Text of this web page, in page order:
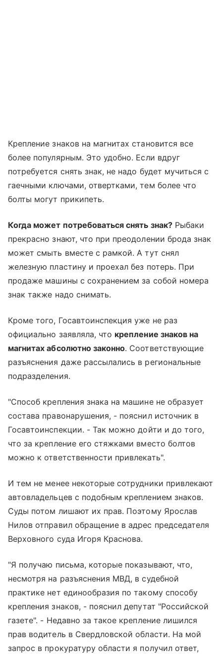
Крепление знаков на магнитах становится все
более популярным. Это удобно. Если вдруг
потребуется снять знак, не надо будет мучиться с
гаечными ключами, отвертками, тем более что
болты могут прикипеть.
Когда может потребоваться снять знак?Рыбаки
прекрасно знают, что при преодолении брода знак
может смыть вместе с рамкой. А тут снял
железную пластину и проехал без потерь. При
продаже машины с сохранением за собой номера
знак также надо снимать.
Кроме того, Госавтоинспекция уже не раз
официально заявляла, что крепление знаков на
магнитах абсолютно законно. Соответствующие
разъяснения даже рассылались в региональные
подразделения.
"Способ крепления знака на машине не образует
состава правонарушения, - пояснил источник в
Госавтоинспекции. - Так можно дойти и до того,
что за крепление его стяжками вместо болтов
можно к ответственности привлекать".
И тем не менее некоторые сотрудники привлекают
автовладельцев с подобным креплением знаков.
Суды потом лишают их прав. Поэтому Ярослав
Нилов отправил обращение в адрес председателя
Верховного суда Игоря Краснова.
"Я получаю письма, которые показывают, что,
несмотря на разъяснения МВД, в судебной
практике нет единообразия по такому способу
крепления знаков, - пояснил депутат "Российской
газете". - Недавно за такое крепление лишился
прав водитель в Свердловской области. На мой
запрос в прокуратуру области я получил ответ,